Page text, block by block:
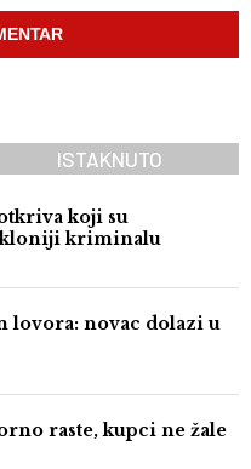
ISTAKNUTO
koji su
kriminalu
lovora: novac dolazi u
raste, kupci ne žale